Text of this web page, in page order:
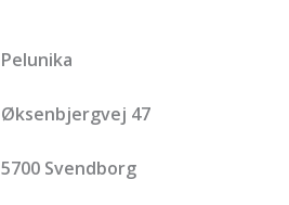
Pelunika
Øksenbjergvej 47
5700 Svendborg